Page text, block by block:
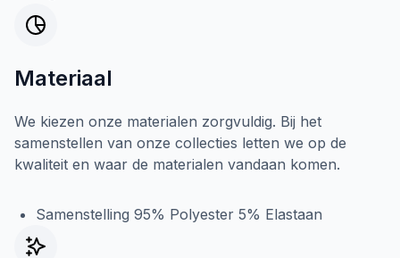
Materiaal
We kiezen onze materialen zorgvuldig. Bij het
samenstellen van onze collecties letten we op de
kwaliteit en waar de materialen vandaan komen.
Samenstelling 95% Polyester 5% Elastaan